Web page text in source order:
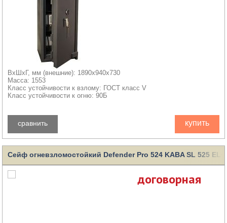
ВхШхГ, мм (внешние): 1890x940x730
Масса: 1553
Класс устойчивости к взлому: ГОСТ класс V
Класс устойчивости к огню: 90Б
купить
сравнить
Сейф огневзломостойкий Defender Pro 524 KABA SL 525
договорная